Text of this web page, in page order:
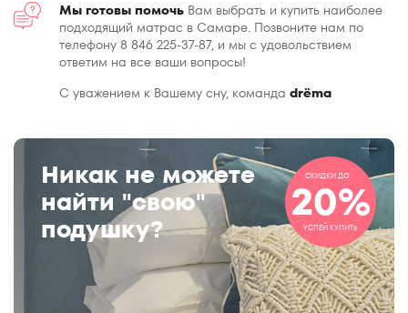
Мы готовы помочь Вам выбрать и купить наиболее
подходящий матрас в Самаре. Позвоните нам по
телефону 8 846 225-37-87, и мы с удовольствием
ответим на все ваши вопросы!
С уважением к Вашему сну, команда drёma
Никак не можете
найти "свою"
подушку?
СКИДКИ ДО
20%
УСПЕЙ КУПИТЬ